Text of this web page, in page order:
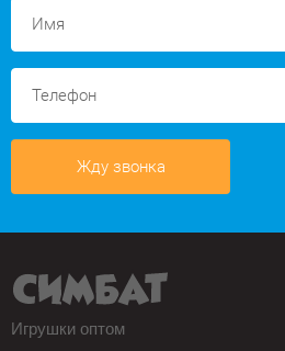
Жду звонка
Игрушки оптом